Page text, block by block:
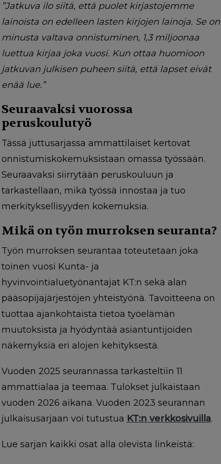
”Jatkuva ilo siitä, että puolet kirjastojemme
lainoista on edelleen lasten kirjojen lainoja. Se on
minusta valtava onnistuminen, 1,3 miljoonaa
luettua kirjaa joka vuosi. Kun ottaa huomioon
jatkuvan julkisen puheen siitä, että lapset eivät
enää lue.”
Seuraavaksi vuorossa
peruskoulutyö
Tässä juttusarjassa ammattilaiset kertovat
onnistumiskokemuksistaan omassa työssään.
Seuraavaksi siirrytään peruskouluun ja
tarkastellaan, mikä työssä innostaa ja tuo
merkityksellisyyden kokemuksia.
Mikä on työn murroksen seuranta?
Työn murroksen seurantaa toteutetaan joka
toinen vuosi Kunta- ja
hyvinvointialuetyönantajat KT:n sekä alan
pääsopijajärjestöjen yhteistyönä. Tavoitteena on
tuottaa ajankohtaista tietoa työelämän
muutoksista ja hyödyntää asiantuntijoiden
näkemyksiä eri alojen kehityksestä.
Vuoden 2025 seurannassa tarkasteltiin 11
ammattialaa ja teemaa. Tulokset julkaistaan
vuoden 2026 aikana. Vuoden 2023 seurannan
julkaisusarjaan voi tutustua KT:n verkkosivuilla.
Lue sarjan kaikki osat alla olevista linkeistä: